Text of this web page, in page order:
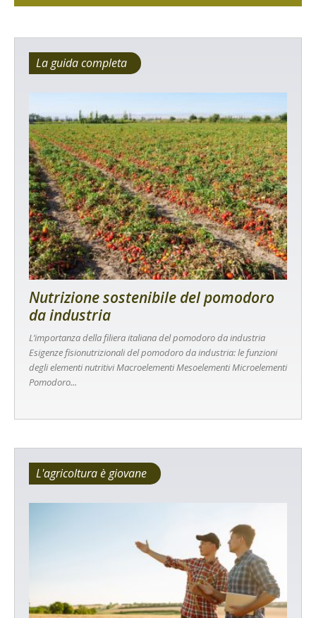
La guida completa
Nutrizione sostenibile del pomodoro
da industria
L’importanza della filiera italiana del pomodoro da industria
Esigenze fisionutrizionali del pomodoro da industria: le funzioni
degli elementi nutritivi Macroelementi Mesoelementi Microelementi
Pomodoro...
L'agricoltura è giovane